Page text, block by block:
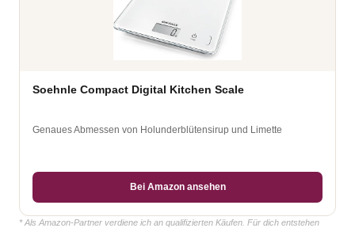
Soehnle Compact Digital Kitchen Scale
Genaues Abmessen von Holunderblütensirup und Limette
Bei Amazon ansehen
* Als Amazon-Partner verdiene ich an qualifizierten Käufen. Für dich entstehen